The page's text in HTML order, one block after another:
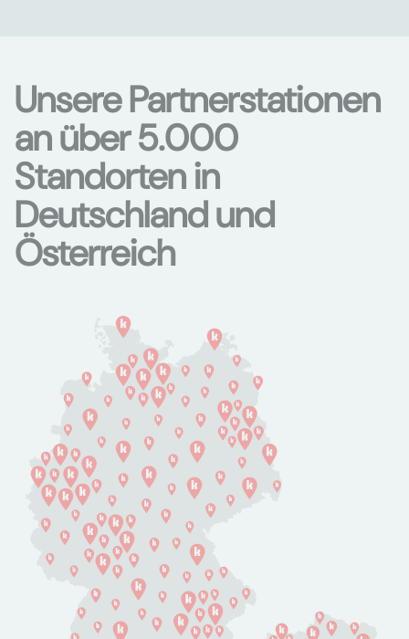
Unsere Partnerstationen
an über 5.000
Standorten in
Deutschland und
Österreich